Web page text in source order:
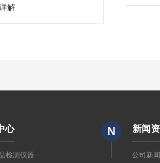
解
心
检测仪器
N 新闻
公司新